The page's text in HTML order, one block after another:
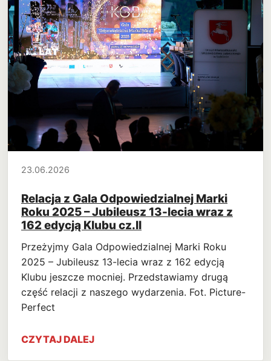
23.06.2026
Relacja z Gala Odpowiedzialnej Marki
Roku 2025 – Jubileusz 13-lecia wraz z
162 edycją Klubu cz.II
Przeżyjmy Gala Odpowiedzialnej Marki Roku
2025 – Jubileusz 13-lecia wraz z 162 edycją
Klubu jeszcze mocniej. Przedstawiamy drugą
część relacji z naszego wydarzenia. Fot. Picture-
Perfect
CZYTAJ DALEJ